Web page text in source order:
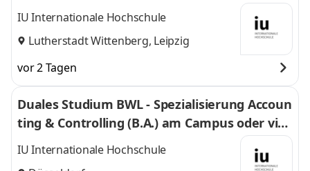
smakler GmbH
IU Internationale Hochschule
Lutherstadt Wittenberg, Leipzig
vor 2 Tagen
Duales Studium BWL - Spezialisierung Accoun
ting & Controlling (B.A.) am Campus oder virt
uell
IU Internationale Hochschule